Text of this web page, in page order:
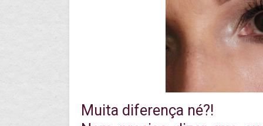
Muita diferença né?!